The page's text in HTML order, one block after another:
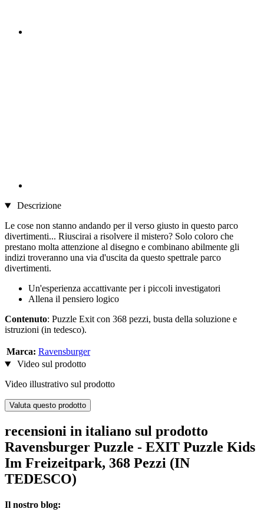
Descrizione
Le cose non stanno andando per il verso giusto in questo parco
divertimenti... Riuscirai a risolvere il mistero? Solo coloro che
prestano molta attenzione al disegno e combinano abilmente gli
indizi troveranno una via d'uscita da questo spettrale parco
divertimenti.
Un'esperienza accattivante per i piccoli investigatori
Allena il pensiero logico
Contenuto: Puzzle Exit con 368 pezzi, busta della soluzione e
istruzioni (in tedesco).
Marca: Ravensburger
Video sul prodotto
Video illustrativo sul prodotto
Valuta questo prodotto
recensioni in italiano sul prodotto
Ravensburger Puzzle - EXIT Puzzle Kids
Im Freizeitpark, 368 Pezzi (IN
TEDESCO)
Il nostro blog: